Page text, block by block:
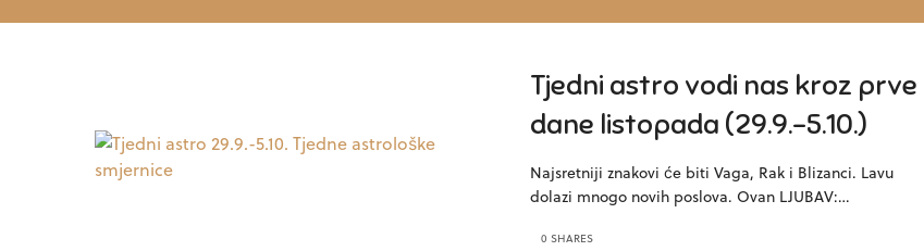
Tjedni astro vodi nas kroz prve
dane listopada (29.9.-5.10.)
Najsretniji znakovi će biti Vaga, Rak i Blizanci. Lavu
dolazi mnogo novih poslova. Ovan LJUBAV:…
0 SHARES